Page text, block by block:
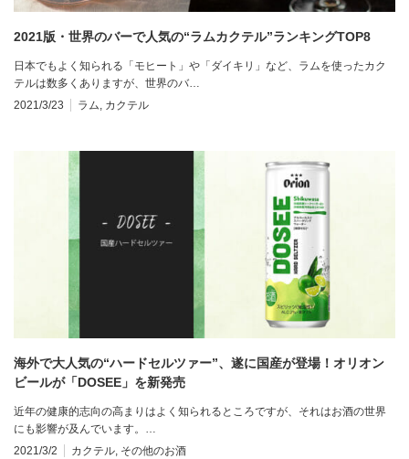
2021版・世界のバーで人気の“ラムカクテル”ランキングTOP8
日本でもよく知られる「モヒート」や「ダイキリ」など、ラムを使ったカク
テルは数多くありますが、世界のバ…
2021/3/23
ラム, カクテル
海外で大人気の“ハードセルツァー”、遂に国産が登場！オリオン
ビールが「DOSEE」を新発売
近年の健康的志向の高まりはよく知られるところですが、それはお酒の世界
にも影響が及んでいます。…
2021/3/2
カクテル, その他のお酒